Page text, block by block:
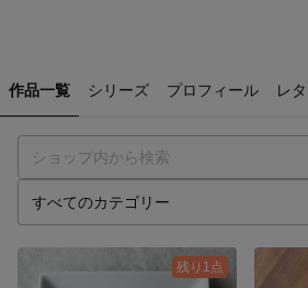
作品一覧 シリーズ プロフィール レ
残り1点